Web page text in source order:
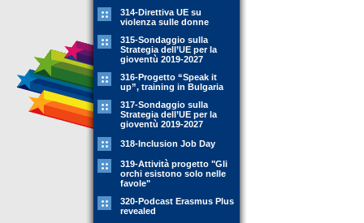
314-Direttiva UE su
violenza sulle donne
315-Sondaggio sulla
Strategia dell’UE per la
gioventù 2019-2027
316-Progetto “Speak it
up”, training in Bulgaria
317-Sondaggio sulla
Strategia dell’UE per la
gioventù 2019-2027
318-Inclusion Job Day
319-Attività progetto "Gli
orchi esistono solo nelle
favole"
320-Podcast Erasmus Plus
revealed